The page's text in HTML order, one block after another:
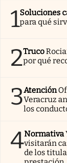
1Soluciones
para qué
2Truco
por qué
3Atención
Veracruz
los
4Normativa
visitarán
de los